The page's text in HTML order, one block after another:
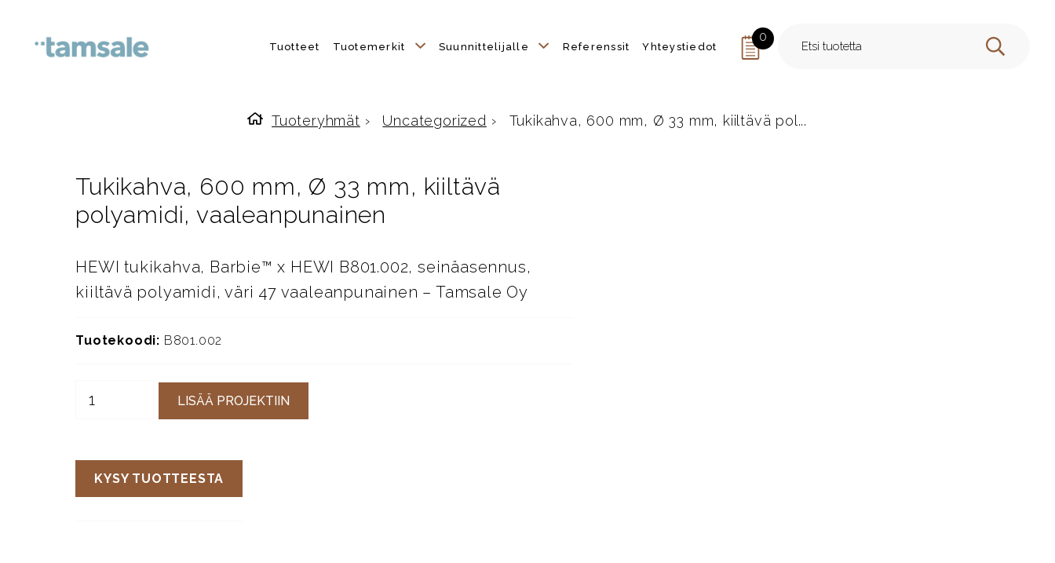
Tuotteet Tuotemerkit Suunnittelijalle Referenssit Yhteystiedot
0
HAE
Etusivulle
Tuoteryhmät › Uncategorized › Tukikahva, 600 mm, Ø 33 mm, kiiltävä pol...
Tukikahva, 600 mm, Ø 33 mm, kiiltävä
polyamidi, vaaleanpunainen
HEWI tukikahva, Barbie™ x HEWI B801.002, seinäasennus,
kiiltävä polyamidi, väri 47 vaaleanpunainen – Tamsale Oy
Tuotekoodi: B801.002
LISÄÄ PROJEKTIIN
KYSY TUOTTEESTA